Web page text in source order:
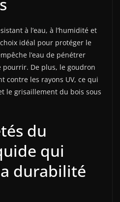
à l’eau, à l’humidité et
idéal pour protéger le
l’eau de pénétrer
De plus, le goudron
contre les rayons UV, ce qui
le grisaillement du bois sous
du
qui
durabilité